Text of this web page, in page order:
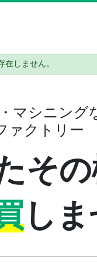
在しません。
マシニング
ァクトリー
その
し